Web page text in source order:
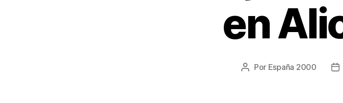
en
Por España 2000